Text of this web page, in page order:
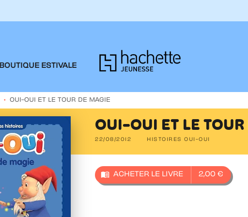
BOUTIQUE ESTIVALE
• OUI-OUI ET LE TOUR DE MAGIE
OUI-OUI ET LE
22/08/2012 HISTOIRES OUI-OUI
menu_book ACHETER LE LIVRE 2,00 €